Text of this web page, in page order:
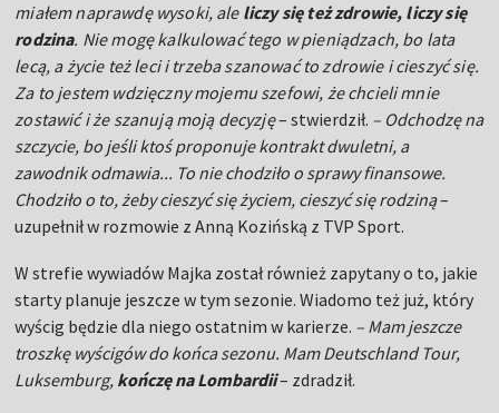
miałem naprawdę wysoki, ale liczy się też zdrowie, liczy się
rodzina. Nie mogę kalkulować tego w pieniądzach, bo lata
lecą, a życie też leci i trzeba szanować to zdrowie i cieszyć się.
Za to jestem wdzięczny mojemu szefowi, że chcieli mnie
zostawić i że szanują moją decyzję– stwierdził. – Odchodzę na
szczycie, bo jeśli ktoś proponuje kontrakt dwuletni, a
zawodnik odmawia... To nie chodziło o sprawy finansowe.
Chodziło o to, żeby cieszyć się życiem, cieszyć się rodziną–
uzupełnił w rozmowie z Anną Kozińską z TVP Sport.
W strefie wywiadów Majka został również zapytany o to, jakie
starty planuje jeszcze w tym sezonie. Wiadomo też już, który
wyścig będzie dla niego ostatnim w karierze. – Mam jeszcze
troszkę wyścigów do końca sezonu. Mam Deutschland Tour,
Luksemburg, kończę na Lombardii– zdradził.